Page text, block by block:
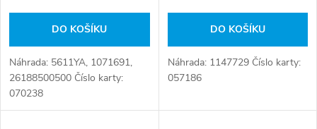
DO KOŠÍKU
Náhrada: 5611YA, 1071691,
26188500500 Číslo karty:
070238
DO KOŠÍKU
Náhrada: 1147729 Číslo karty:
057186